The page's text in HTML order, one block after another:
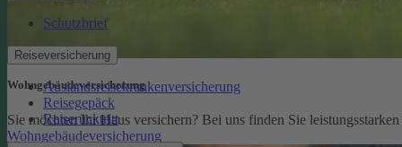
Schutzbrief
Reiseversicherung
Auslandsreisekrankenversicherung
Reisegepäck
Reiserücktritt
Wohngebäude­versicherung
Sie möchten Ihr Haus versichern? Bei uns finden Sie
Wohngebäudeversicherung